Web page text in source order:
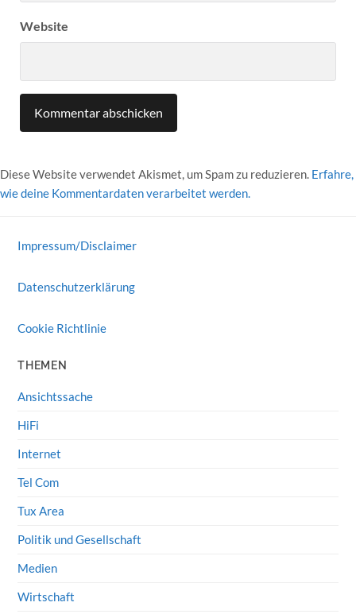
Website
Diese Website verwendet Akismet, um Spam zu reduzieren. Erfahre,
wie deine Kommentardaten verarbeitet werden.
Impressum/Disclaimer
Datenschutzerklärung
Cookie Richtlinie
THEMEN
Ansichtssache
HiFi
Internet
Tel Com
Tux Area
Politik und Gesellschaft
Medien
Wirtschaft